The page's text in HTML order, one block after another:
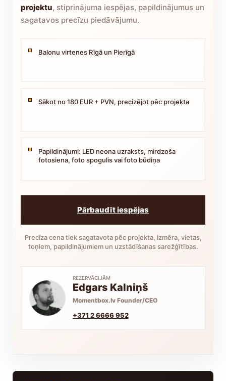
projektu, stiprinājuma iespējas, papildinājumus un
sagatavos precīzu piedāvājumu.
Balonu virtenes Rīgā un Pierīgā
Sākot no 180 EUR + PVN, precizējot pēc projekta
Papildinājumi: LED neona uzraksts, mirdzoša
fotosiena, foto spogulis vai foto būdiņa
Pārbaudīt iespējas
Precīza cena tiek sagatavota pēc projekta, izmēra, vietas,
toņiem, papildinājumiem un uzstādīšanas sarežģītības.
REZERVĀCIJĀM
Edgars Kalniņš
Momentbox.lv Founder/CEO
+371 2 6666 952